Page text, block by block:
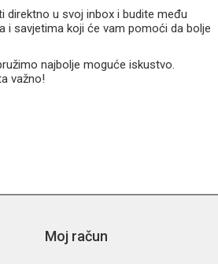
direktno u svoj inbox i budite među
i savjetima koji će vam pomoći da bolje
najbolje moguće iskustvo.
važno!
Moj račun